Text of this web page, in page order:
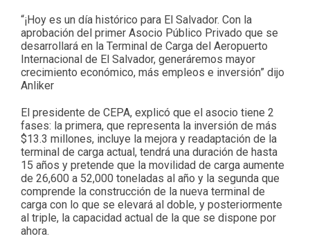
“¡Hoy es un día histórico para El Salvador. Con la
aprobación del primer Asocio Público Privado que se
desarrollará en la Terminal de Carga del Aeropuerto
Internacional de El Salvador, generáremos mayor
crecimiento económico, más empleos e inversión” dijo
Anliker
El presidente de CEPA, explicó que el asocio tiene 2
fases: la primera, que representa la inversión de más
$13.3 millones, incluye la mejora y readaptación de la
terminal de carga actual, tendrá una duración de hasta
15 años y pretende que la movilidad de carga aumente
de 26,600 a 52,000 toneladas al año y la segunda que
comprende la construcción de la nueva terminal de
carga con lo que se elevará al doble, y posteriormente
al triple, la capacidad actual de la que se dispone por
ahora.